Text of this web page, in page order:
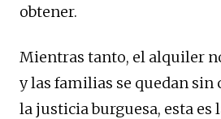
obtener.
Mientras tanto, el alquiler
y las familias se quedan sin
la justicia burguesa, esta es